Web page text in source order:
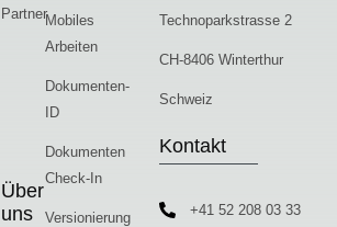
Partner
Über
uns
Mobiles
Arbeiten
Dokumenten-
ID
Dokumenten
Check-In
Versionierung
Technoparkstrasse 2
CH-8406 Winterthur
Schweiz
Kontakt
+41 52 208 03 33